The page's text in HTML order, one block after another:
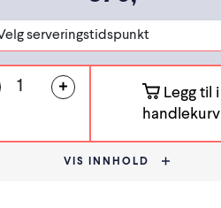
handlekurv
VIS INNHOLD